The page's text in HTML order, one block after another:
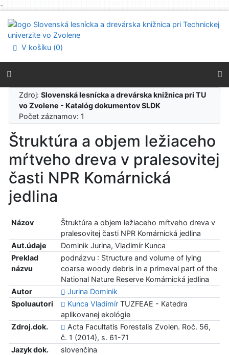
-
Prejsť na menu
Prehlásenie o webovej prístupnosti
V košíku (0)
Zdroj:Slovenská lesnícka a drevárska knižnica pri TU
vo Zvolene - Katalóg dokumentov SLDK
Počet záznamov: 1
Štruktúra a objem ležiaceho
mŕtveho dreva v pralesovitej
časti NPR Komárnická
jedlina
Názov
Štruktúra a objem ležiaceho mŕtveho dreva v
pralesovitej časti NPR Komárnická jedlina
Aut.údaje
Dominik Jurina, Vladimír Kunca
Preklad
názvu
podnázvu : Structure and volume of lying
coarse woody debris in a primeval part of the
National Nature Reserve Komárnická jedlina
Autor
Jurina Dominik
Spoluautori
Kunca VladimírTUZFEAE - Katedra
aplikovanej ekológie
Zdroj.dok.
Acta Facultatis Forestalis Zvolen. Roč. 56,
č. 1 (2014), s. 61-71
Jazyk dok.
slovenčina